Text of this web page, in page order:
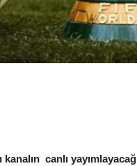
canlı